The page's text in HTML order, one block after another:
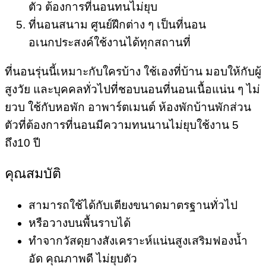
ตัว ต้องการที่นอนทนไม่ยุบ
ที่นอนสนาม ศูนย์ฝึกต่าง ๆ เป็นที่นอน
อเนกประสงค์ใช้งานได้ทุกสถานที่
ที่นอนรุ่นนี้เหมาะกับใครบ้าง ใช้เองที่บ้าน มอบให้กับผู้
สูงวัย และบุคคลทั่วไปที่ชอบนอนที่นอนเนื้อแน่น ๆ ไม่
ยวบ ใช้กับหอพัก อาพาร์ตเมนต์ ห้องพักบ้านพักส่วน
ตัวที่ต้องการที่นอนมีความทนนานไม่ยุบใช้งาน 5
ถึง10 ปี
คุณสมบัติ
สามารถใช้ได้กับเตียงขนาดมาตรฐานทั่วไป
หรือวางบนพื้นราบได้
ทำจากวัสดุยางสังเคราะห์แน่นสูงเสริมฟองน้ำ
อัด คุณภาพดี ไม่ยุบตัว